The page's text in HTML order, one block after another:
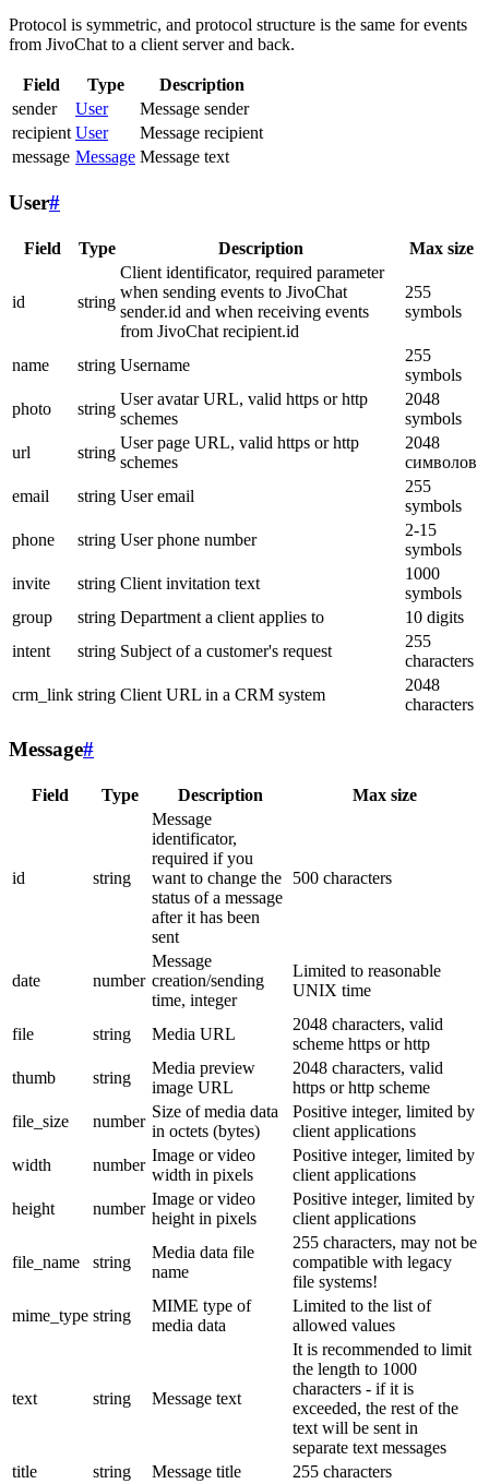
Protocol is symmetric, and protocol structure is the same for events
from JivoChat to a client server and back.
Field Type
Description
sender
User
Message sender
recipient User
Message recipient
message Message Message text
User#
Field Type Description Max size
id string
Client identificator, required parameter
when sending events to JivoChat
sender.id and when receiving events
from JivoChat recipient.id
255
symbols
name string Username
255
symbols
photo
string
User avatar URL, valid https or http
schemes
2048
symbols
url
string
User page URL, valid https or http
schemes
2048
символов
email
string User email
255
symbols
phone
string User phone number
2-15
symbols
invite
string Client invitation text
1000
symbols
group
string Department a client applies to
10 digits
intent
string Subject of a customer's request
255
characters
crm_link string Client URL in a CRM system
2048
characters
Message#
Field Type Description Max size
id string
Message
identificator,
required if you
want to change the
status of a message
after it has been
sent
500 characters
date number
Message
creation/sending
time, integer
Limited to reasonable
UNIX time
file string Media URL
2048 characters, valid
scheme https or http
thumb
string
Media preview
image URL
2048 characters, valid
https or http scheme
file_size
number
Size of media data
in octets (bytes)
Positive integer, limited by
client applications
width
number
Image or video
width in pixels
Positive integer, limited by
client applications
height
number
Image or video
height in pixels
Positive integer, limited by
client applications
file_name string
Media data file
name
255 characters, may not be
compatible with legacy
file systems!
mime_type string
MIME type of
media data
Limited to the list of
allowed values
text string Message text
It is recommended to limit
the length to 1000
characters - if it is
exceeded, the rest of the
text will be sent in
separate text messages
title
string Message title
255 characters